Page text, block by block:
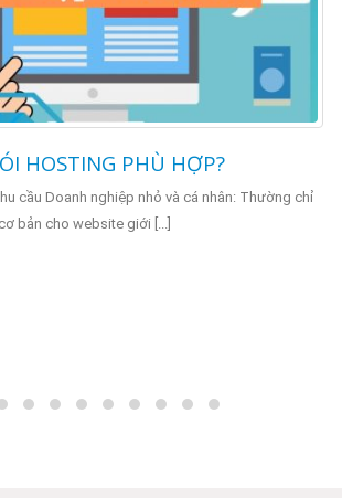
HOSTING PHÙ HỢP?
cầu Doanh nghiệp nhỏ và cá nhân: Thường chỉ
bản cho website giới [...]